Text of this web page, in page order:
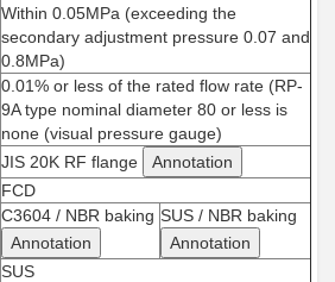
Within 0.05MPa (exceeding the
secondary adjustment pressure 0.07 and
0.8MPa)
0.01% or less of the rated flow rate (RP-
9A type nominal diameter 80 or less is
none (visual pressure gauge)
JIS 20K RF flange
Annotation
FCD
C3604 / NBR baking
Annotation
SUS / NBR baking
Annotation
SUS